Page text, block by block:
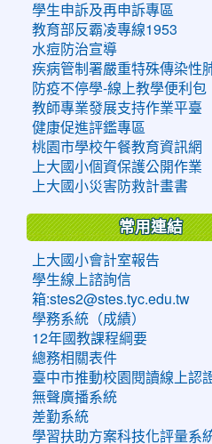
學生申訴及再申訴專區
教育部反霸凌專線1953
水痘防治宣導
疾病管制署嚴重特殊傳染性
防疫不停學-線上教學便利包
教師專業發展支持作業平臺
健康促進評鑑專區
桃園市學校午餐教育資訊網
上大國小個資保護公開作業
上大國小災害防救計畫書
常用連結
上大國小會計室報告
學生線上諮詢信
箱:stes2@stes.tyc.edu.tw
學務系統（成績）
12年國教課程綱要
總務相關表件
臺中市推動校園閱讀線上認
無聲廣播系統
差勤系統
學習扶助方案科技化評量系